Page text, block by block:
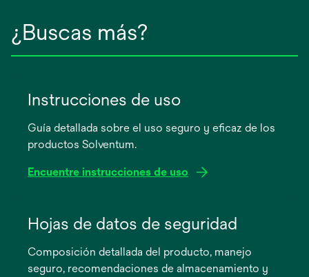
¿Buscas más?
Instrucciones de uso
Guía detallada sobre el uso seguro y eficaz de los
productos Solventum.
Encuentre instrucciones de uso
abre
pestaña
Hojas de datos de seguridad
Composición detallada del producto, manejo
seguro, recomendaciones de almacenamiento y